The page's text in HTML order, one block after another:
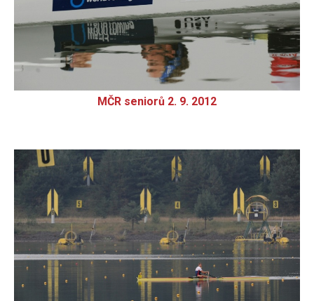
MČR seniorů 2. 9. 2012